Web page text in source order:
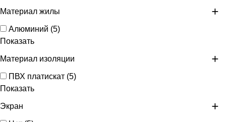
Материал жилы
Алюминий (5)
Показать
Материал изоляции
ПВХ платискат (5)
Показать
Экран